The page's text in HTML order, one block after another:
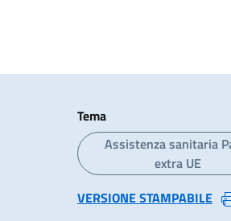
Tema
Assistenza sanitaria
extra UE
VERSIONE STAMPABILE